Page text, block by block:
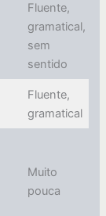
Fluente,
gramatical,
sem
sentido
Fluente,
gramatical
Muito
pouca